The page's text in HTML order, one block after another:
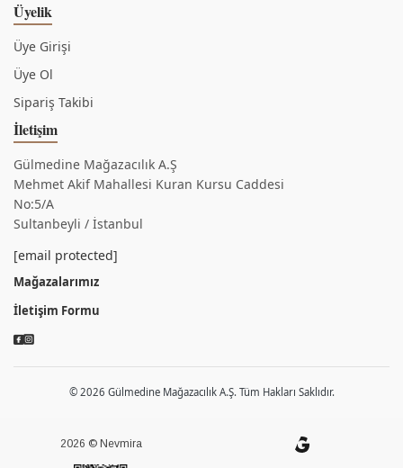
Üyelik
Üye Girişi
Üye Ol
Sipariş Takibi
İletişim
Gülmedine Mağazacılık A.Ş
Mehmet Akif Mahallesi Kuran Kursu Caddesi
No:5/A
Sultanbeyli / İstanbul
[email protected]
Mağazalarımız
İletişim Formu
© 2026 Gülmedine Mağazacılık A.Ş. Tüm Hakları Saklıdır.
2026 © Nevmira